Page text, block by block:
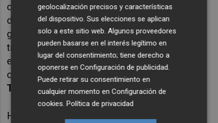
capacidad para responder eficazmente a las
demandas energéticas de nuestros clientes
globales, al mismo tiempo que apoyamos la
transición de toda la cadena de valor
energética a una economía baja en carbono",
comenta
Jason Tate, VP European Power
Trading & Origination en bp.
Hace alrededor de dos años, Finerge
geolocalización precisos y características
del dispositivo. Sus elecciones se aplican
solo a este sitio web. Algunos proveedores
pueden basarse en el interés legítimo en
lugar del consentimiento; tiene derecho a
oponerse enConfiguración de publicidad
Puede retirar su consentimiento en
cualquier momento enConfiguración de
cookies .Política de privacidad